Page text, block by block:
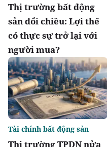
Thị trường bất động
sản đổi chiều: Lợi thế
có thực sự trở lại với
người mua?
Thị trường TPDN nửa
Tài chính bất động sản